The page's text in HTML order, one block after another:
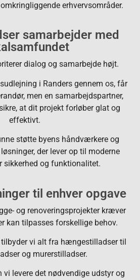
erhvervsområder.
samarbejder med
dialog og samarbejde højt.
i Randers gennem os, får
men en samarbejdspartner,
at dit projekt forløber glat og
effektivt.
støtte byens håndværkere og
der lever op til moderne
sikkerhed og funktionalitet.
til enhver opgave
og renoveringsprojekter kræver
kan tilpasses forskellige behov.
tilbyder vi alt fra hængestilladser til
og murerstilladser.
vi levere det nødvendige udstyr og